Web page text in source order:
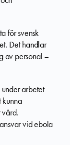
för svensk
Det handlar
av personal –
arbetet
kunna
vård.
vid ebola